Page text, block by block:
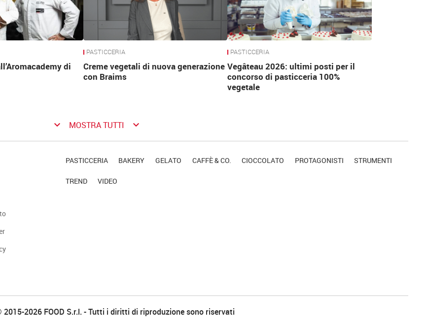
di
PASTICCERIA
Creme vegetali di nuova generazione
con Braims
PASTICCERIA
Vegâteau 2026: ultimi posti per il
concorso di pasticceria 100%
vegetale
keyboard_arrow_down MOSTRA TUTTI keyboard_arrow_down
PASTICCERIA BAKERY GELATO CAFFÈ & CO. CIOCCOLATO PROTAGONISTI STRUMENTI
TREND VIDEO
2026 FOOD S.r.l. - Tutti i diritti di riproduzione sono riservati